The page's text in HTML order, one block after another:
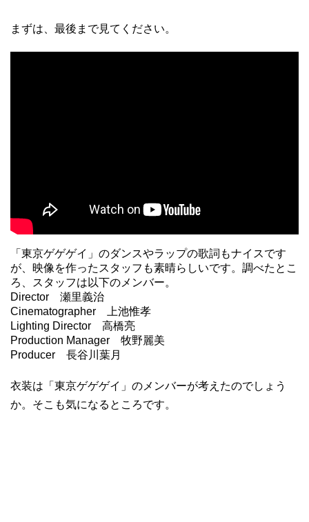
まずは、最後まで見てください。
「東京ゲゲゲイ」のダンスやラップの歌詞もナイスです
が、映像を作ったスタッフも素晴らしいです。調べたとこ
ろ、スタッフは以下のメンバー。
Director 瀬里義治
Cinematographer 上池惟孝
Lighting Director 高橋亮
Production Manager 牧野麗美
Producer 長谷川葉月
衣装は「東京ゲゲゲイ」のメンバーが考えたのでしょう
か。そこも気になるところです。